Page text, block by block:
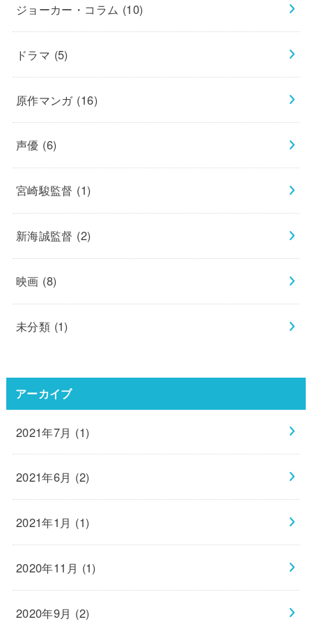
ジョーカー・コラム (10)
ドラマ (5)
原作マンガ (16)
声優 (6)
宮崎駿監督 (1)
新海誠監督 (2)
映画 (8)
未分類 (1)
アーカイブ
2021年7月 (1)
2021年6月 (2)
2021年1月 (1)
2020年11月 (1)
2020年9月 (2)